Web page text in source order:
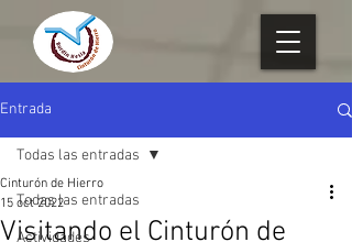
Entrada
Todas las entradas
Actividades
Todas las entradas
Visitando el Cinturón de
Cinturón de Hierro
15 oct 2022